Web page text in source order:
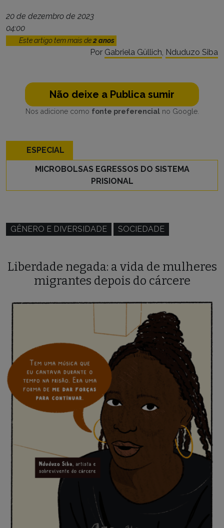
20 de dezembro de 2023
04:00
Este artigo tem mais de2 anos
Por Gabriela Güllich, Nduduzo Siba
Não deixe a Publica sumir
Nos adicione como fonte preferencialno Google.
ESPECIAL
MICROBOLSAS EGRESSOS DO SISTEMA
PRISIONAL
GÊNERO E DIVERSIDADE SOCIEDADE
Liberdade negada: a vida de mulheres
migrantes depois do cárcere